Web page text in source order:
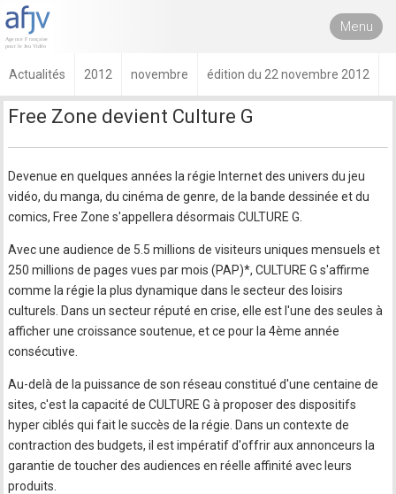
Menu
Actualités 2012 novembre édition du 22 novembre 2012
Free Zone devient Culture G
Devenue en quelques années la régie Internet des univers du jeu
vidéo, du manga, du cinéma de genre, de la bande dessinée et du
comics, Free Zone s'appellera désormais CULTURE G.
Avec une audience de 5.5 millions de visiteurs uniques mensuels et
250 millions de pages vues par mois (PAP)*, CULTURE G s'affirme
comme la régie la plus dynamique dans le secteur des loisirs
culturels. Dans un secteur réputé en crise, elle est l'une des seules à
afficher une croissance soutenue, et ce pour la 4ème année
consécutive.
Au-delà de la puissance de son réseau constitué d'une centaine de
sites, c'est la capacité de CULTURE G à proposer des dispositifs
hyper ciblés qui fait le succès de la régie. Dans un contexte de
contraction des budgets, il est impératif d'offrir aux annonceurs la
garantie de toucher des audiences en réelle affinité avec leurs
produits.